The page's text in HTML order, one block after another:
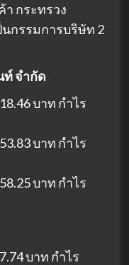
กระทรวง
กรรมการบริษัท 2
ท์ จำกัด
บาท กำไร
บาท กำไร
บาท กำไร
บาท กำไร